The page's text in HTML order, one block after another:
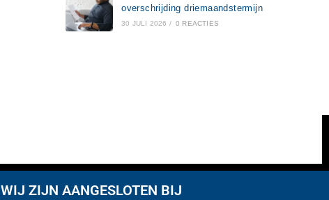
overschrijding driemaandstermijn
30 JULI 2026 / 0 REACTIES
WIJ ZIJN AANGESLOTEN BIJ